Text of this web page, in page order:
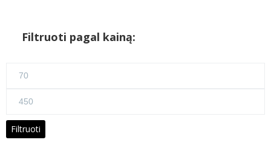
Filtruoti pagal kainą:
Maks
Filtruoti